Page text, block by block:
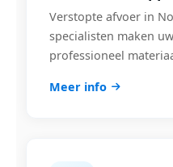
Verstopte afvoer in
specialisten maken
professioneel
Meer info